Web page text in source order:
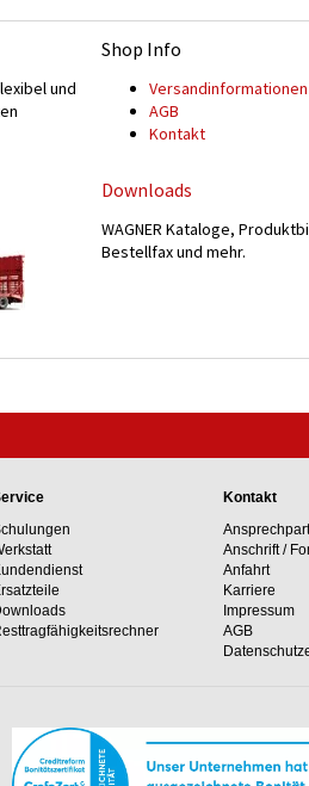
und
Shop Info
Versand­informationen
AGB
Kontakt
Downloads
WAGNER Kataloge,
Bestellfax und mehr.
Kontakt
Anschrift /
Anfahrt
Karriere
Impressum
AGB